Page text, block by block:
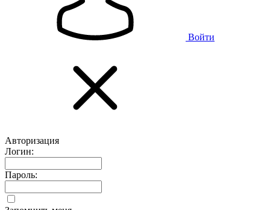
Войти
Авторизация
Логин:
Пароль: